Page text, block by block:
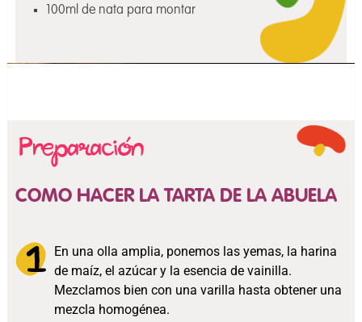
100ml de nata para montar
COMO HACER LA TARTA DE LA ABUELA
En una olla amplia, ponemos las yemas, la harina
de maíz, el azúcar y la esencia de vainilla.
Mezclamos bien con una varilla hasta obtener una
mezcla homogénea.